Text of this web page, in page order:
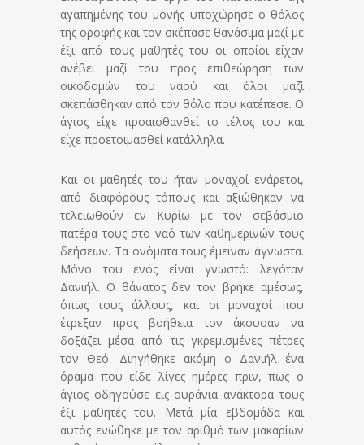
αγαπημένης του μονής υποχώρησε ο θόλος
της οροφής και τον σκέπασε θανάσιμα μαζί με
έξι από τους μαθητές του οι οποίοι είχαν
ανέβει μαζί του προς επιθεώρηση των
οικοδομών του ναού και όλοι μαζί
σκεπάσθηκαν από τον θόλο που κατέπεσε. Ο
άγιος είχε προαισθανθεί το τέλος του και
είχε προετοιμασθεί κατάλληλα.
Και οι μαθητές του ήταν μοναχοί ενάρετοι,
από διαφόρους τόπους και αξιώθηκαν να
τελειωθούν εν Κυρίω με τον σεβάσμιο
πατέρα τους στο ναό των καθημερινών τους
δεήσεων. Τα ονόματα τους έμειναν άγνωστα.
Μόνο του ενός είναι γνωστό: λεγόταν
Δανιήλ. Ο θάνατος δεν τον βρήκε αμέσως,
όπως τους άλλους, και οι μοναχοί που
έτρεξαν προς βοήθεια τον άκουσαν να
δοξάζει μέσα από τις γκρεμισμένες πέτρες
τον Θεό. Διηγήθηκε ακόμη ο Δανιήλ ένα
όραμα που είδε λίγες ημέρες πριν, πως ο
άγιος οδηγούσε εις ουράνια ανάκτορα τους
έξι μαθητές του. Μετά μία εβδομάδα και
αυτός ενώθηκε με τον αριθμό των μακαρίων